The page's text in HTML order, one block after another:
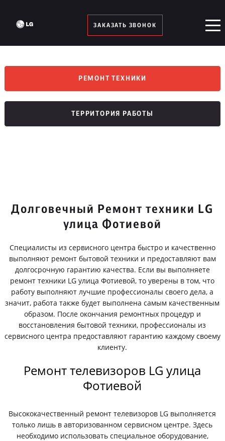
ЗАКАЗАТЬ ЗВОНОК
РЕМОНТ ТЕХНИКИ
ТЕРРИТОРИЯ РАБОТЫ
Долговечный Ремонт техники LG
улица Фотиевой
Специалисты из сервисного центра быстро и качественно
выполняют ремонт бытовой техники и предоставляют вам
долгосрочную гарантию качества. Если вы выполняете
ремонт техники LG улица Фотиевой, то уверены в том, что
работу выполняют лучшие профессионалы своего дела, а
значит, работа также будет выполнена самым качественным
образом. После окончания ремонтных процедур и
восстановления бытовой техники, профессионалы из
сервисного центра предоставляют гарантию каждому своему
клиенту.
Ремонт телевизоров LG улица
Фотиевой
Высококачественный ремонт телевизоров LG выполняется
только лишь в авторизованном сервисном центре. Здесь
необходимо использовать специальное оборудование,